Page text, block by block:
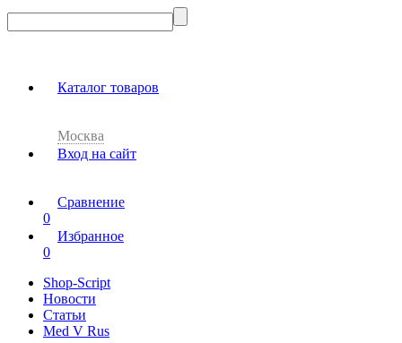
Каталог товаров
Москва
Вход на сайт
Сравнение
0
Избранное
0
Shop-Script
Новости
Статьи
Med V Rus